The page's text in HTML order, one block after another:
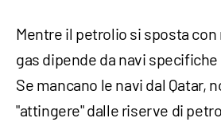
Mentre il petrolio si sposta
gas dipende da navi
Se mancano le navi dal Qatar,
"attingere" dalle riserve di